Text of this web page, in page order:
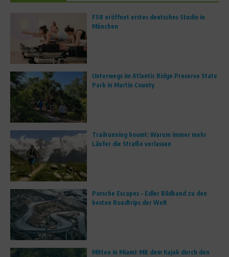
FS8 eröffnet erstes deutsches Studio in
München
Unterwegs im Atlantic Ridge Preserve State
Park in Martin County
Trailrunning boomt: Warum immer mehr
Läufer die Straße verlassen
Porsche Escapes – Edler Bildband zu den
besten Roadtrips der Welt
Mitten in Miami: Mit dem Kajak durch den